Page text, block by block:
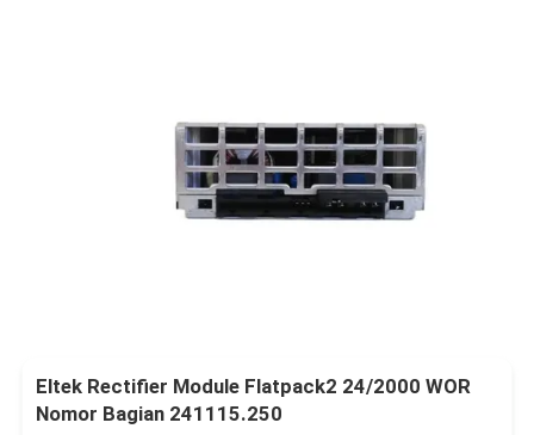
Eltek Rectifier Module Flatpack2 24/2000 WOR
Nomor Bagian 241115.250